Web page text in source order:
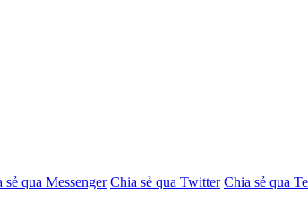
sẻ qua Messenger Chia sẻ qua Twitter Chia sẻ qua